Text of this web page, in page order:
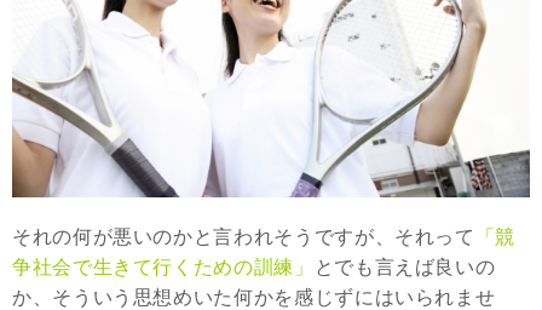
それの何が悪いのかと言われそうですが、それって
「競
争社会で生きて行くための訓練」
とでも言えば良いの
か、そういう思想めいた何かを感じずにはいられませ